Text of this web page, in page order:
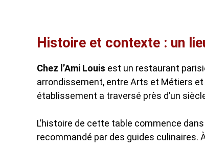
Histoire et contexte : un
Chez l’Ami Louis est un restaurant
arrondissement, entre Arts et Métiers et
établissement a traversé près d’un
L’histoire de cette table commence
recommandé par des guides culinaires.